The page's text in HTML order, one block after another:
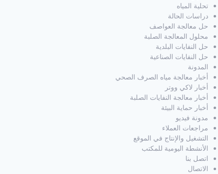
تحلية المياه
دراسات الحالة
حل معالجة العواصف
محلول المعالجة الصلبة
حل النفايات البلدية
حل النفايات الصناعية
المدونة
أخبار معالجة مياه الصرف الصحي
أخبار لاكي ووتر
أخبار معالجة النفايات الصلبة
أخبار حماية البيئة
مدونة فيديو
مراجعات العملاء
التشغيل والإنتاج في الموقع
الأنشطة اليومية للمكتب
اتصل بنا
الاتصال